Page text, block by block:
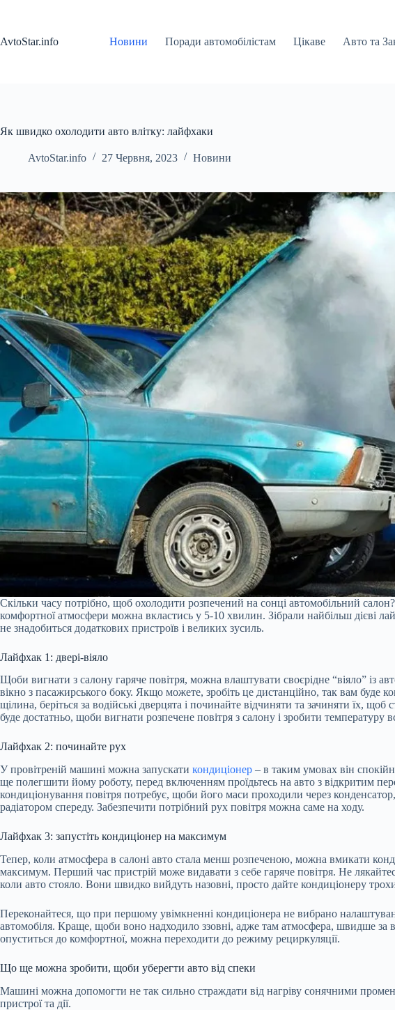
AvtoStar.info
Новини Поради автомобілістам Цікаве Авто та
Як швидко охолодити авто влітку: лайфхаки
AvtoStar.info 27 Червня, 2023 Новини
Скільки часу потрібно, щоб охолодити розпечений на сонці автомобільний
комфортної атмосфери можна вкластись у 5-10 хвилин. Зібрали найбільш дієві
не знадобиться додаткових пристроїв і великих зусиль.
Лайфхак 1: двері-віяло
Щоби вигнати з салону гаряче повітря, можна влаштувати своєрідне “віяло” із
вікно з пасажирського боку. Якщо можете, зробіть це дистанційно, так вам буде
щілина, беріться за водійські дверцята і починайте відчиняти та зачиняти їх,
буде достатньо, щоби вигнати розпечене повітря з салону і зробити температуру
Лайфхак 2: починайте рух
У провітреній машині можна запускати кондиціонер – в таким умовах він
ще полегшити йому роботу, перед включенням проїдьтесь на авто з відкритим
кондиціонування повітря потребує, щоби його маси проходили через
радіатором спереду. Забезпечити потрібний рух повітря можна саме на ходу.
Лайфхак 3: запустіть кондиціонер на максимум
Тепер, коли атмосфера в салоні авто стала менш розпеченою, можна вмикати
максимум. Перший час пристрій може видавати з себе гаряче повітря. Не
коли авто стояло. Вони швидко вийдуть назовні, просто дайте кондиціонеру
Переконайтеся, що при першому увімкненні кондиціонера не вибрано
автомобіля. Краще, щоби воно надходило ззовні, адже там атмосфера, швидше за
опуститься до комфортної, можна переходити до режиму рециркуляції.
Що ще можна зробити, щоби уберегти авто від спеки
Машині можна допомогти не так сильно страждати від нагріву сонячними
пристрої та дії.